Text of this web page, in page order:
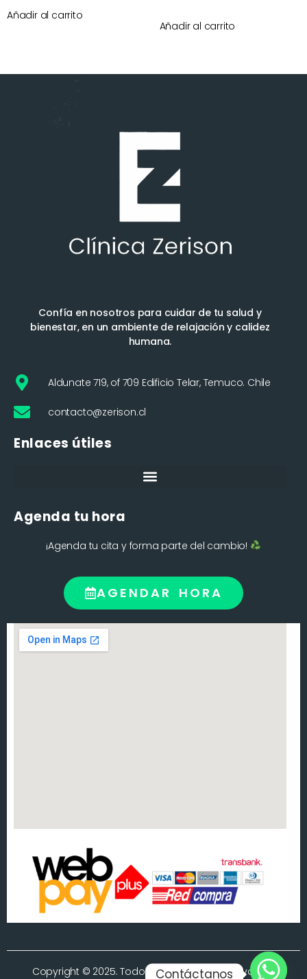
Añadir al carrito
Añadir al carrito
Confía en nosotros para cuidar de tu salud y
bienestar, en un ambiente de relajación y calidez
humana.
Aldunate 719, of 709 Edificio Telar, Temuco. Chile
contacto@zerison.cl
Enlaces útiles
Agenda tu hora
¡Agenda tu cita y forma parte del cambio!
AGENDAR HORA
Copyright © 2025. Todos los derechos reservados.
Contáctanos